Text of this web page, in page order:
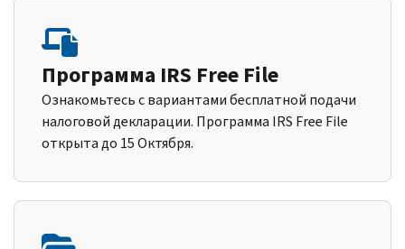
Программа IRS Free File
Ознакомьтесь с вариантами бесплатной подачи
налоговой декларации. Программа IRS Free File
открыта до 15 Октября.